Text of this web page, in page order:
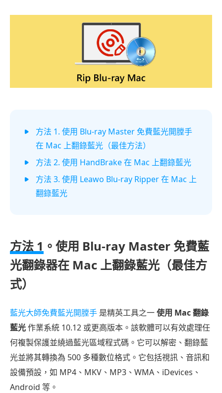
方法 1. 使用 Blu-ray Master 免費藍光開膛手
在 Mac 上翻錄藍光（最佳方法）
方法 2. 使用 HandBrake 在 Mac 上翻錄藍光
方法 3. 使用 Leawo Blu-ray Ripper 在 Mac 上
翻錄藍光
方法 1 。使用 Blu-ray Master 免費藍
光翻錄器在 Mac 上翻錄藍光（最佳方
式）
藍光大師免費藍光開膛手 是精英工具之一使用 Mac 翻錄
藍光作業系統 10.12 或更高版本。該軟體可以有效處理任
何複製保護並繞過藍光區域程式碼。它可以解密、翻錄藍
光並將其轉換為 500 多種數位格式。它包括視訊、音訊和
設備預設，如 MP4、MKV、MP3、WMA、iDevices、
Android 等。